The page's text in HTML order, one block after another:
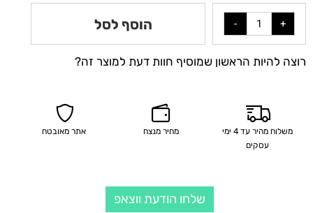
הוסף לסל
רוצה להיות הראשון שמוסיף חוות דעת למוצר זה?
משלוח מהיר עד 4 ימי
עסקים
מחיר מנצח אתר מאובטח
שלחו הודעת ווצאפ